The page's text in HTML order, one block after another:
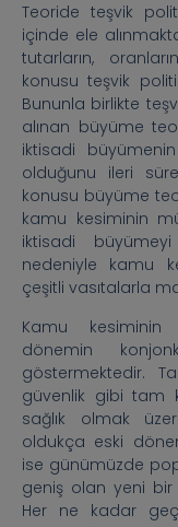
Teoride teşvik
içinde ele
tutarların,
konusu teşvik
Bununla birlikte
alınan büyüme
iktisadi
olduğunu ileri
konusu büyüme
kamu kesiminin
iktisadi
nedeniyle kamu
çeşitli vasıtalarla
Kamu
dönemin
göstermektedir.
güvenlik gibi tam
sağlık olmak
oldukça eski
ise günümüzde
geniş olan yeni bir
Her ne kadar